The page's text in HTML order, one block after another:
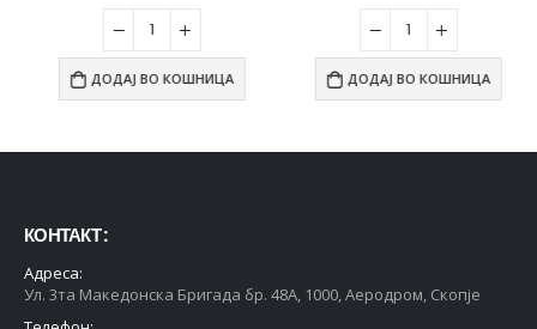
ДОДАЈ ВО КОШНИЦА ДОДАЈ ВО КОШНИЦА
КОНТАКТ :
Адреса:
Ул. 3та Македонска Бригада бр. 48А, 1000, Аеродром, Скопје